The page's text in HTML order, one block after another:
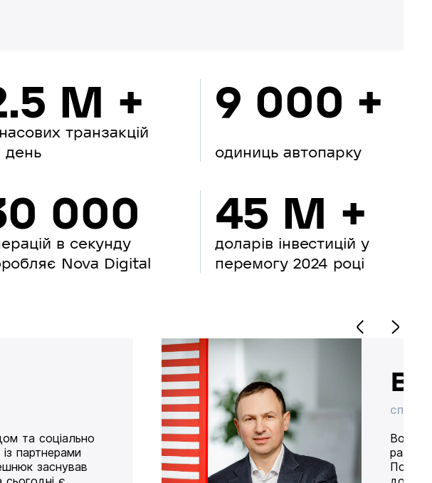
M +
транзакцій
день
000
в секунду
Nova Digital
9 000 +
одиниць автопарку
45 M +
доларів інвестицій у
перемогу 2024 році
та соціально
партнерами
заснував
разом